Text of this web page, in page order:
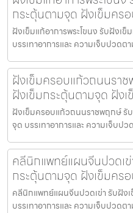
กระตุ้นตามจุด ฝังเข็มคร
ฝังเข็มแก้อาการพระโขนง รับฝังเ
บรรเทาอาการและ ความเจ็บปวดต
ฝังเข็มครอบแก้วถนนรา
ฝังเข็มกระตุ้นตามจุด ฝัง
ฝังเข็มครอบแก้วถนนราชพฤกษ์ รั
จุด บรรเทาอาการและ ความเจ็บป
คลีนิกแพทย์แผนจีนปวดเข่
กระตุ้นตามจุด ฝังเข็มคร
คลีนิกแพทย์แผนจีนปวดเข่า รับฝัง
บรรเทาอาการและ ความเจ็บปวด